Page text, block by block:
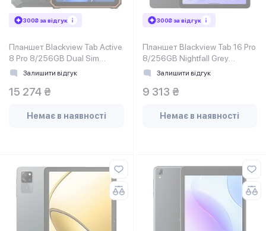
300₴ за відгук
Планшет Blackview Tab Active
8 Pro 8/256GB Dual Sim
Orange EU_
Залишити відгук
15 274 ₴
Немає в наявності
300₴ за відгук
Планшет Blackview Tab 16 Pro
8/256GB Nightfall Grey
(6931548316800)
Залишити відгук
9 313 ₴
Немає в наявності